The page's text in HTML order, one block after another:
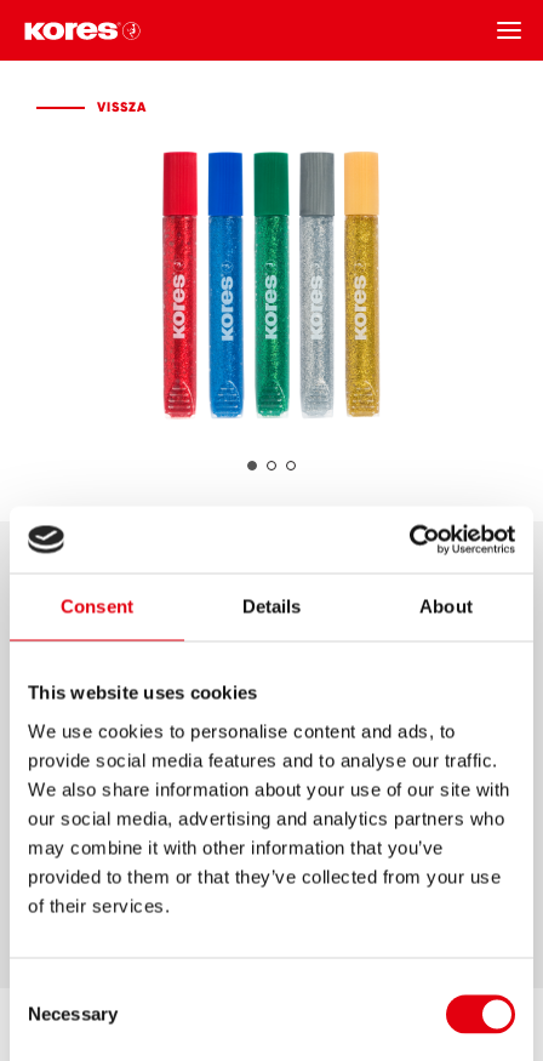
Consent Details About
This website uses cookies
We use cookies to personalise content and ads, to
provide social media features and to analyse our traffic.
We also share information about your use of our site with
our social media, advertising and analytics partners who
may combine it with other information that you’ve
provided to them or that they’ve collected from your use
of their services.
Selection
Necessary
VISSZA
CSILLÁMOS RAGASZTÓ
Adagolófej a tiszta, gyors és pontos
Papír, karton és műanyag ragasztására
alkalmas
Hobbi és kreatív tevékenységekhez
10,5 ml színenként
5 tubus/bliszter